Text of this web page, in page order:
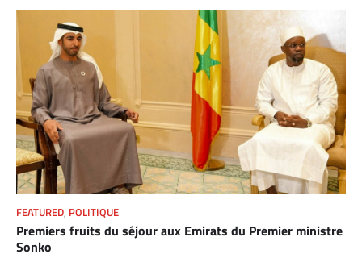
FEATURED, POLITIQUE
Premiers fruits du séjour aux Emirats du Premier ministre
Sonko